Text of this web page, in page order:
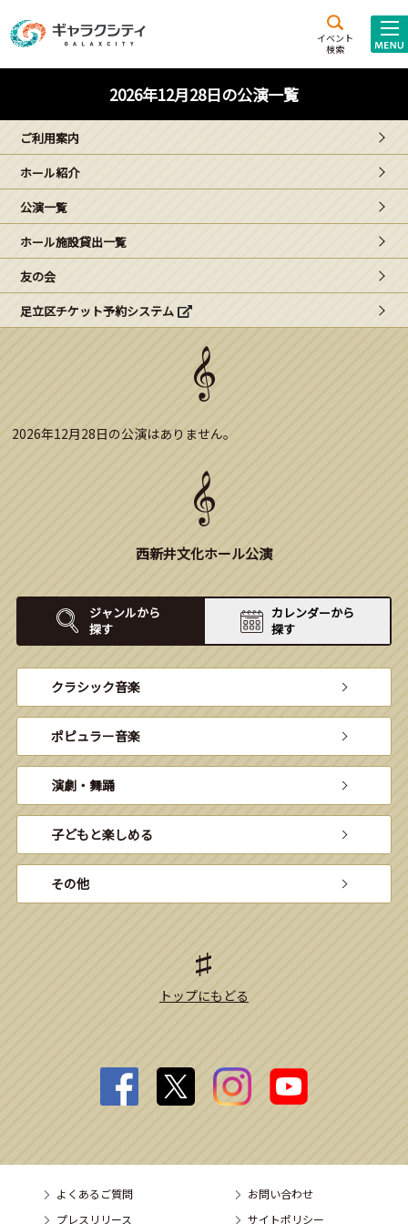
イベント
検索
施設案内
西新井
文化ホール
ギャラクシティとは
こどもみーてぃんぐ
Gがくえん
ブランドからのお知らせ
2026年12月28日の公演一覧
ご利用案内
ホール紹介
公演一覧
ホール施設貸出一覧
友の会
足立区チケット予約システム
2026年12月28日の公演はありません。
西新井文化ホール公演
ジャンルから
探す
カレンダーから
探す
クラシック音楽
ポピュラー音楽
演劇・舞踊
子どもと楽しめる
その他
トップにもどる
よくあるご質問
お問い合わせ
プレスリリース
サイトポリシー